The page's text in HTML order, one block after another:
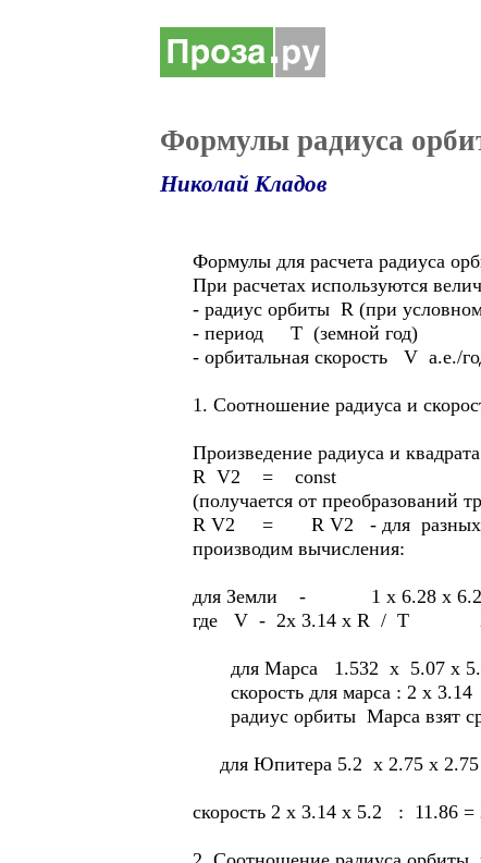
Формулы радиуса
Николай Кладов
Формулы для расчета радиуса
При расчетах используются
- радиус орбиты R (при
- период T (земной год)
- орбитальная скорость V а.е./
1. Соотношение радиуса и
Произведение радиуса и
R V2 = const
(получается от
R V2 = R V2 - для разных
производим вычисления:
для Земли - 1 х 6.28 х
где V - 2х 3.14 х R / T 2 х
для Марса 1.532 х 5.07 х
скорость для марса : 2 х
радиус орбиты Марса взят
для Юпитера 5.2 х 2.75 х 2.75
скорость 2 х 3.14 х 5.2 : 11.86 =